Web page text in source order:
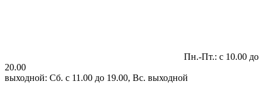
Пн.-Пт.: с 10.00 до
20.00
выходной: Сб. с 11.00 до 19.00, Вс. выходной